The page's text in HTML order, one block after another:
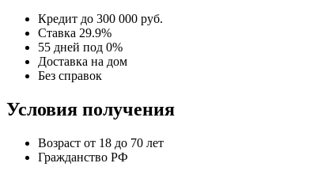
Кредит до 300 000 руб.
Ставка 29.9%
55 дней под 0%
Доставка на дом
Без справок
Условия получения
Возраст от 18 до 70 лет
Гражданство РФ